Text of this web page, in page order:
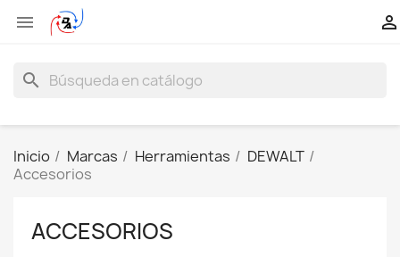
 
search
Inicio Marcas Herramientas
DEWALT
Accesorios
ACCESORIOS